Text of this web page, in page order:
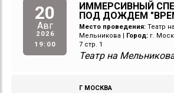
20
Авг
2026
19:00
ИММЕРСИВНЫЙ
ПОД ДОЖДЕМ
Место проведения: Театр на
Мельникова
Город: г.
7 стр. 1
Театр на
Г МОСКВА